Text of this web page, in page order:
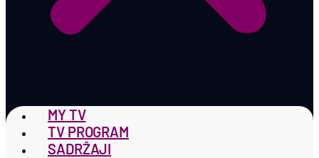
MY TV
TV PROGRAM
SADRŽAJI